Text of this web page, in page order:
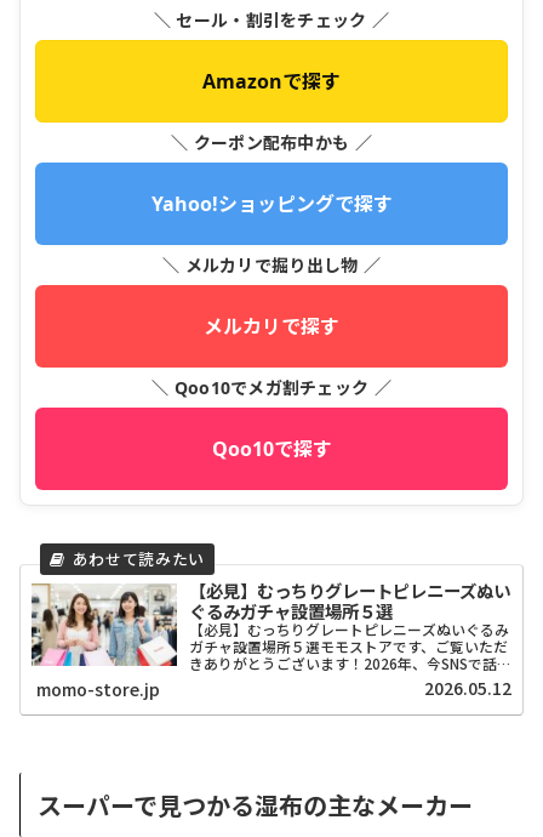
＼ セール・割引をチェック ／
Amazonで探す
＼ クーポン配布中かも ／
Yahoo!ショッピングで探す
＼ メルカリで掘り出し物 ／
メルカリで探す
＼ Qoo10でメガ割チェック ／
Qoo10で探す
【必見】むっちりグレートピレニーズぬい
ぐるみガチャ設置場所５選
【必見】むっちりグレートピレニーズぬいぐるみ
ガチャ設置場所５選モモストアです、ご覧いただ
きありがとうございます！2026年、今SNSで話
題沸騰中の「むっちりグレートピレニーズぬいぐ
るみ」のガチャ、もう手に入れましたか？あの絶
妙な「むっちり感...
momo-store.jp 2026.05.12
スーパーで見つかる湿布の主なメーカー